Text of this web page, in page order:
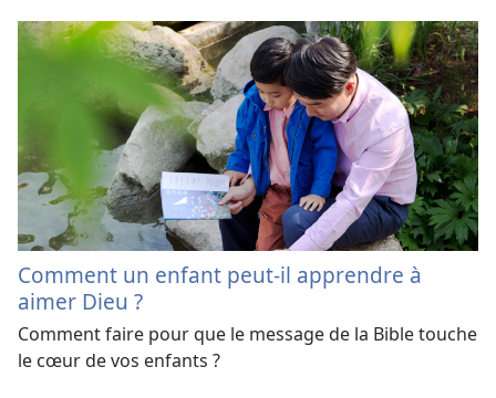
Comment un enfant peut-il apprendre à
aimer Dieu ?
Comment faire pour que le message de la Bible touche
le cœur de vos enfants ?